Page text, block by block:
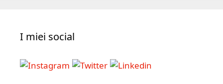
I miei social